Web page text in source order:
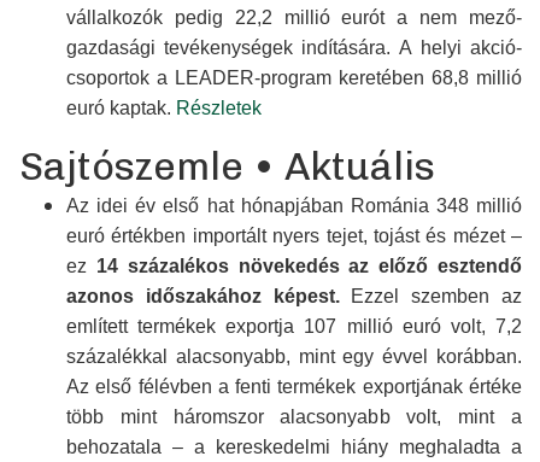
vállalkozók pedig 22,2 millió eurót a nem mező­
gazdasági tevékeny­ségek indítására. A helyi akció­
csoportok a LEADER-program keretében 68,8 millió
euró kaptak. Részletek
Sajtószemle • Aktuális
Az idei év első hat hónapjában Románia 348 millió
euró értékben importált nyers tejet, tojást és mézet –
ez 14 százalékos növekedés az előző esztendő
azonos idő­szakához képest. Ezzel szemben az
említett termékek exportja 107 millió euró volt, 7,2
százalékkal alacso­nyabb, mint egy évvel korábban.
Az első félévben a fenti termékek exportjának értéke
több mint háromszor alacsonyabb volt, mint a
behozatala – a keres­kedelmi hiány meg­haladta a